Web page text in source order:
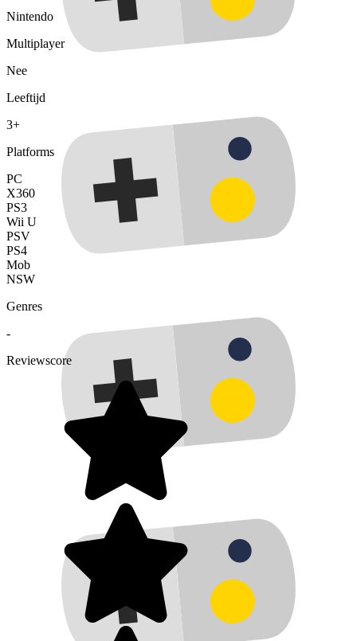
Nintendo
Multiplayer
Nee
Leeftijd
3+
Platforms
PC
X360
PS3
Wii U
PSV
PS4
Mob
NSW
Genres
-
Reviewscore